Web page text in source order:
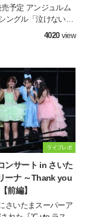
予定 アンジュルム
ングル「泣けない
／Uraha=Lover／君
アコー
4020view
ライブレポ
ンサート in さいた
ーナ ～Thank you
前編】
さいたまスーパーア